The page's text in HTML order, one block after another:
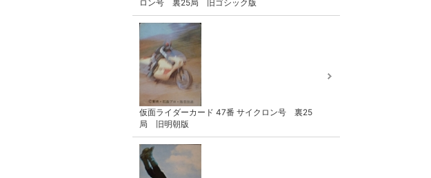
ロン号 裏25局 旧ゴシック版
仮面ライダーカード 47番 サイクロン号 裏25
局 旧明朝版